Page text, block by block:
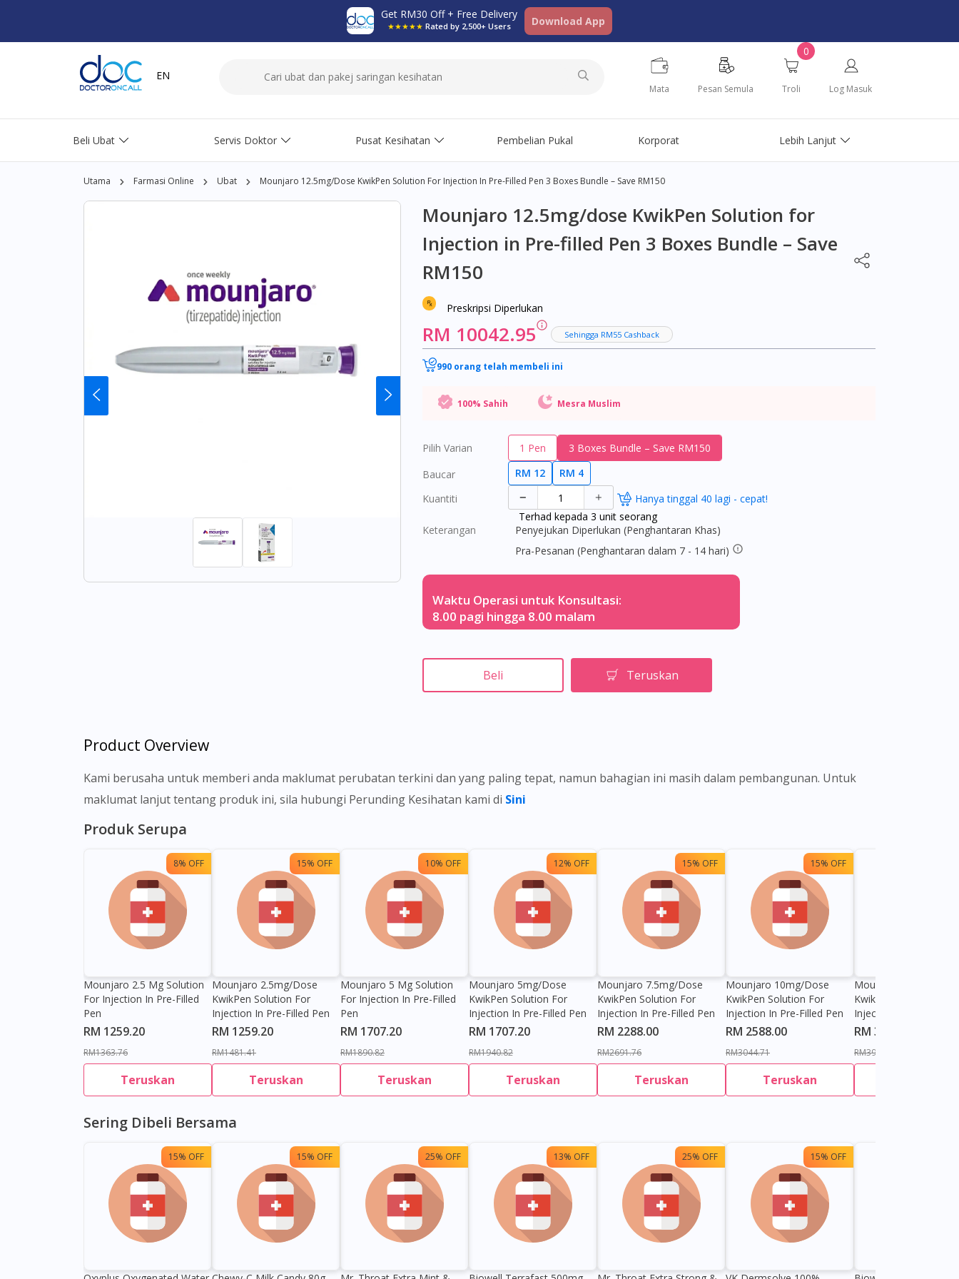
Get RM30 Off + Free Delivery
★★★★★ Rated by 2,500+ Users Download App
EN
Mata Pesan Semula
0
Troli Log Masuk
Beli Ubat Servis Doktor Pusat Kesihatan Pembelian Pukal Korporat Lebih Lanjut
Utama Farmasi Online Ubat Mounjaro 12.5mg/dose KwikPen Solution For Injection In Pre-Filled Pen 3 Boxes Bundle – Save RM150
Mounjaro 12.5mg/dose KwikPen Solution for
Injection in Pre-filled Pen 3 Boxes Bundle – Save
RM150
Preskripsi Diperlukan
RM 10042.95 Sehingga RM55 Cashback
990 orang telah membeli ini
100% Sahih Mesra Muslim
Pilih Varian 1 Pen
3 Boxes Bundle – Save RM150
Baucar
RM 12
RM 4
Kuantiti
Hanya tinggal 40 lagi - cepat!
Terhad kepada 3 unit seorang
Keterangan
Penyejukan Diperlukan (Penghantaran Khas)
Pra-Pesanan (Penghantaran dalam 7 - 14 hari)
Waktu Operasi untuk Konsultasi:
8.00 pagi hingga 8.00 malam
Beli Teruskan
Product Overview
Kami berusaha untuk memberi anda maklumat perubatan terkini dan yang paling tepat, namun bahagian ini masih dalam pembangunan. Untuk
maklumat lanjut tentang produk ini, sila hubungi Perunding Kesihatan kami di Sini
Produk Serupa
8% OFF
Mounjaro 2.5 Mg Solution
For Injection In Pre-Filled
Pen
RM 1259.20
RM1363.76
Teruskan
15% OFF
Mounjaro 2.5mg/dose
KwikPen Solution For
Injection In Pre-Filled Pen
RM 1259.20
RM1481.41
Teruskan
10% OFF
Mounjaro 5 Mg Solution
For Injection In Pre-Filled
Pen
RM 1707.20
RM1890.82
Teruskan
12% OFF
Mounjaro 5mg/dose
KwikPen Solution For
Injection In Pre-Filled Pen
RM 1707.20
RM1940.82
Teruskan
15% OFF
Mounjaro 7.5mg/dose
KwikPen Solution For
Injection In Pre-Filled Pen
RM 2288.00
RM2691.76
Teruskan
15% OFF
Mounjaro 10mg/dose
KwikPen Solution For
Injection In Pre-Filled Pen
RM 2588.00
RM3044.71
Teruskan
Mounjaro 15mg/dose
KwikPen Solution For
Injection In Pre-Filled
RM 3397.65
RM3997.24
Sering Dibeli Bersama
15% OFF 15% OFF 25% OFF 13% OFF 25% OFF 15% OFF